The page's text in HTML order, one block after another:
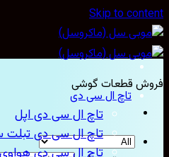
Skip to
قطعات گوشی
تاچ ال سی دی
تاچ ال سی دی اپل
تاچ ال سی دی تبلت
تاچ ال سی دی هواوی